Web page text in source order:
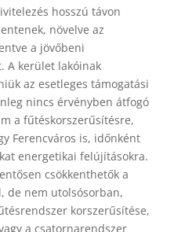
hosszú távon
növelve az
a jövőbeni
A kerület lakóinak
az esetleges támogatási
nincs érvényben átfogó
a fűtéskorszerűsítésre,
Ferencváros is, időnként
energetikai felújításokra.
csökkenthetők a
de nem utolsósorban,
korszerűsítése,
a csatornarendszer